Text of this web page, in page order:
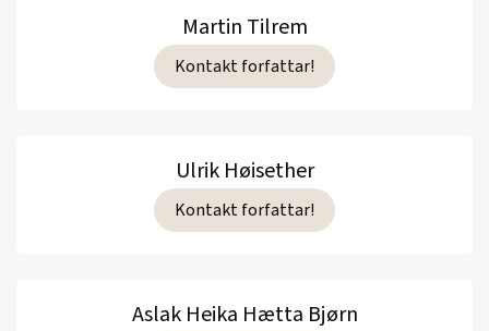
Martin Tilrem
Kontakt forfattar!
Ulrik Høisether
Kontakt forfattar!
Aslak Heika Hætta Bjørn